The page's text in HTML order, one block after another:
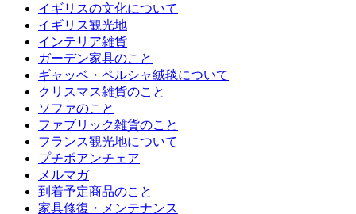
イギリスの文化について
イギリス観光地
インテリア雑貨
ガーデン家具のこと
ギャッベ・ペルシャ絨毯について
クリスマス雑貨のこと
ソファのこと
ファブリック雑貨のこと
フランス観光地について
プチポアンチェア
メルマガ
到着予定商品のこと
家具修復・メンテナンス